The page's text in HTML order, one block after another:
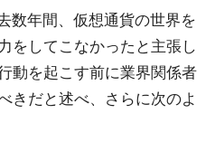
数年間、仮想通貨の世界を
をしてこなかったと主張し
動を起こす前に業界関係者
きだと述べ、さらに次のよ